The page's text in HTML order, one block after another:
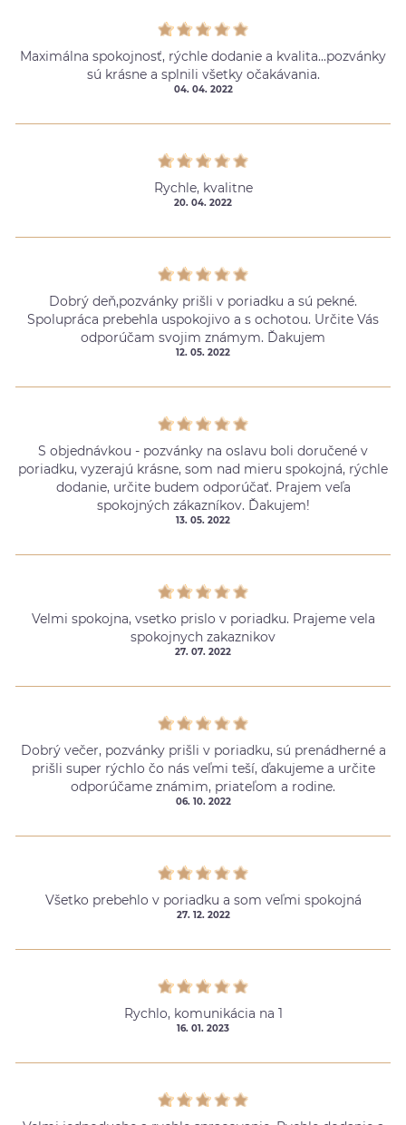
Maximálna spokojnosť, rýchle dodanie a kvalita...pozvánky
sú krásne a splnili všetky očakávania.
04. 04. 2022
Rychle, kvalitne
20. 04. 2022
Dobrý deň,pozvánky prišli v poriadku a sú pekné.
Spolupráca prebehla uspokojivo a s ochotou. Určite Vás
odporúčam svojim známym. Ďakujem
12. 05. 2022
S objednávkou - pozvánky na oslavu boli doručené v
poriadku, vyzerajú krásne, som nad mieru spokojná, rýchle
dodanie, určite budem odporúčať. Prajem veľa
spokojných zákazníkov. Ďakujem!
13. 05. 2022
Velmi spokojna, vsetko prislo v poriadku. Prajeme vela
spokojnych zakaznikov
27. 07. 2022
Dobrý večer, pozvánky prišli v poriadku, sú prenádherné a
prišli super rýchlo čo nás veľmi teší, ďakujeme a určite
odporúčame známim, priateľom a rodine.
06. 10. 2022
Všetko prebehlo v poriadku a som veľmi spokojná
27. 12. 2022
Rychlo, komunikácia na 1
16. 01. 2023